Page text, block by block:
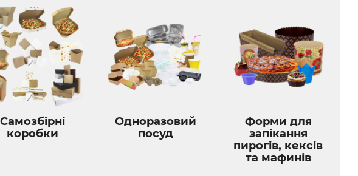
Самозбірні
коробки
Одноразовий
посуд
Форми для
запікання
пирогів, кексів
та мафинів